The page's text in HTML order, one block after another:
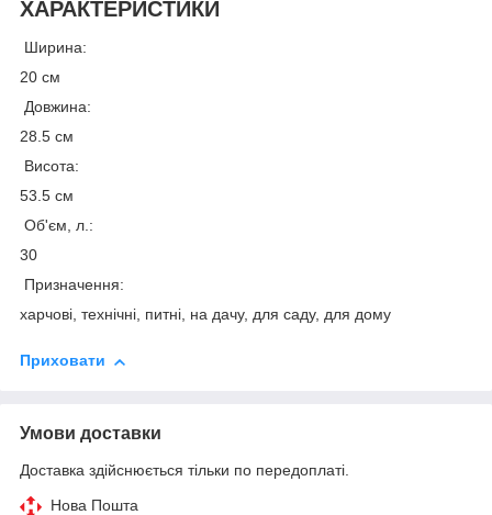
ХАРАКТЕРИСТИКИ
Ширина:
20 см
Довжина:
28.5 см
Висота:
53.5 см
Об'єм, л.:
30
Призначення:
харчові, технічні, питні, на дачу, для саду, для дому
Приховати
Умови доставки
Доставка здійснюється тільки по передоплаті.
Нова Пошта